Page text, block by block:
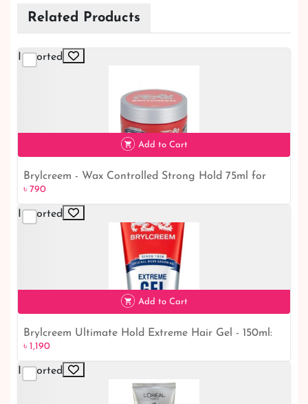
Related Products
Imported
৳ 790
Add to Cart
Brylcreem - Wax Controlled Strong Hold 75ml for
Long-lasting Styling
৳ 790
Imported
Add to Cart
Brylcreem Ultimate Hold Extreme Hair Gel - 150ml:
Unleash Your Hair's Full Potential!
৳ 1,190
Imported